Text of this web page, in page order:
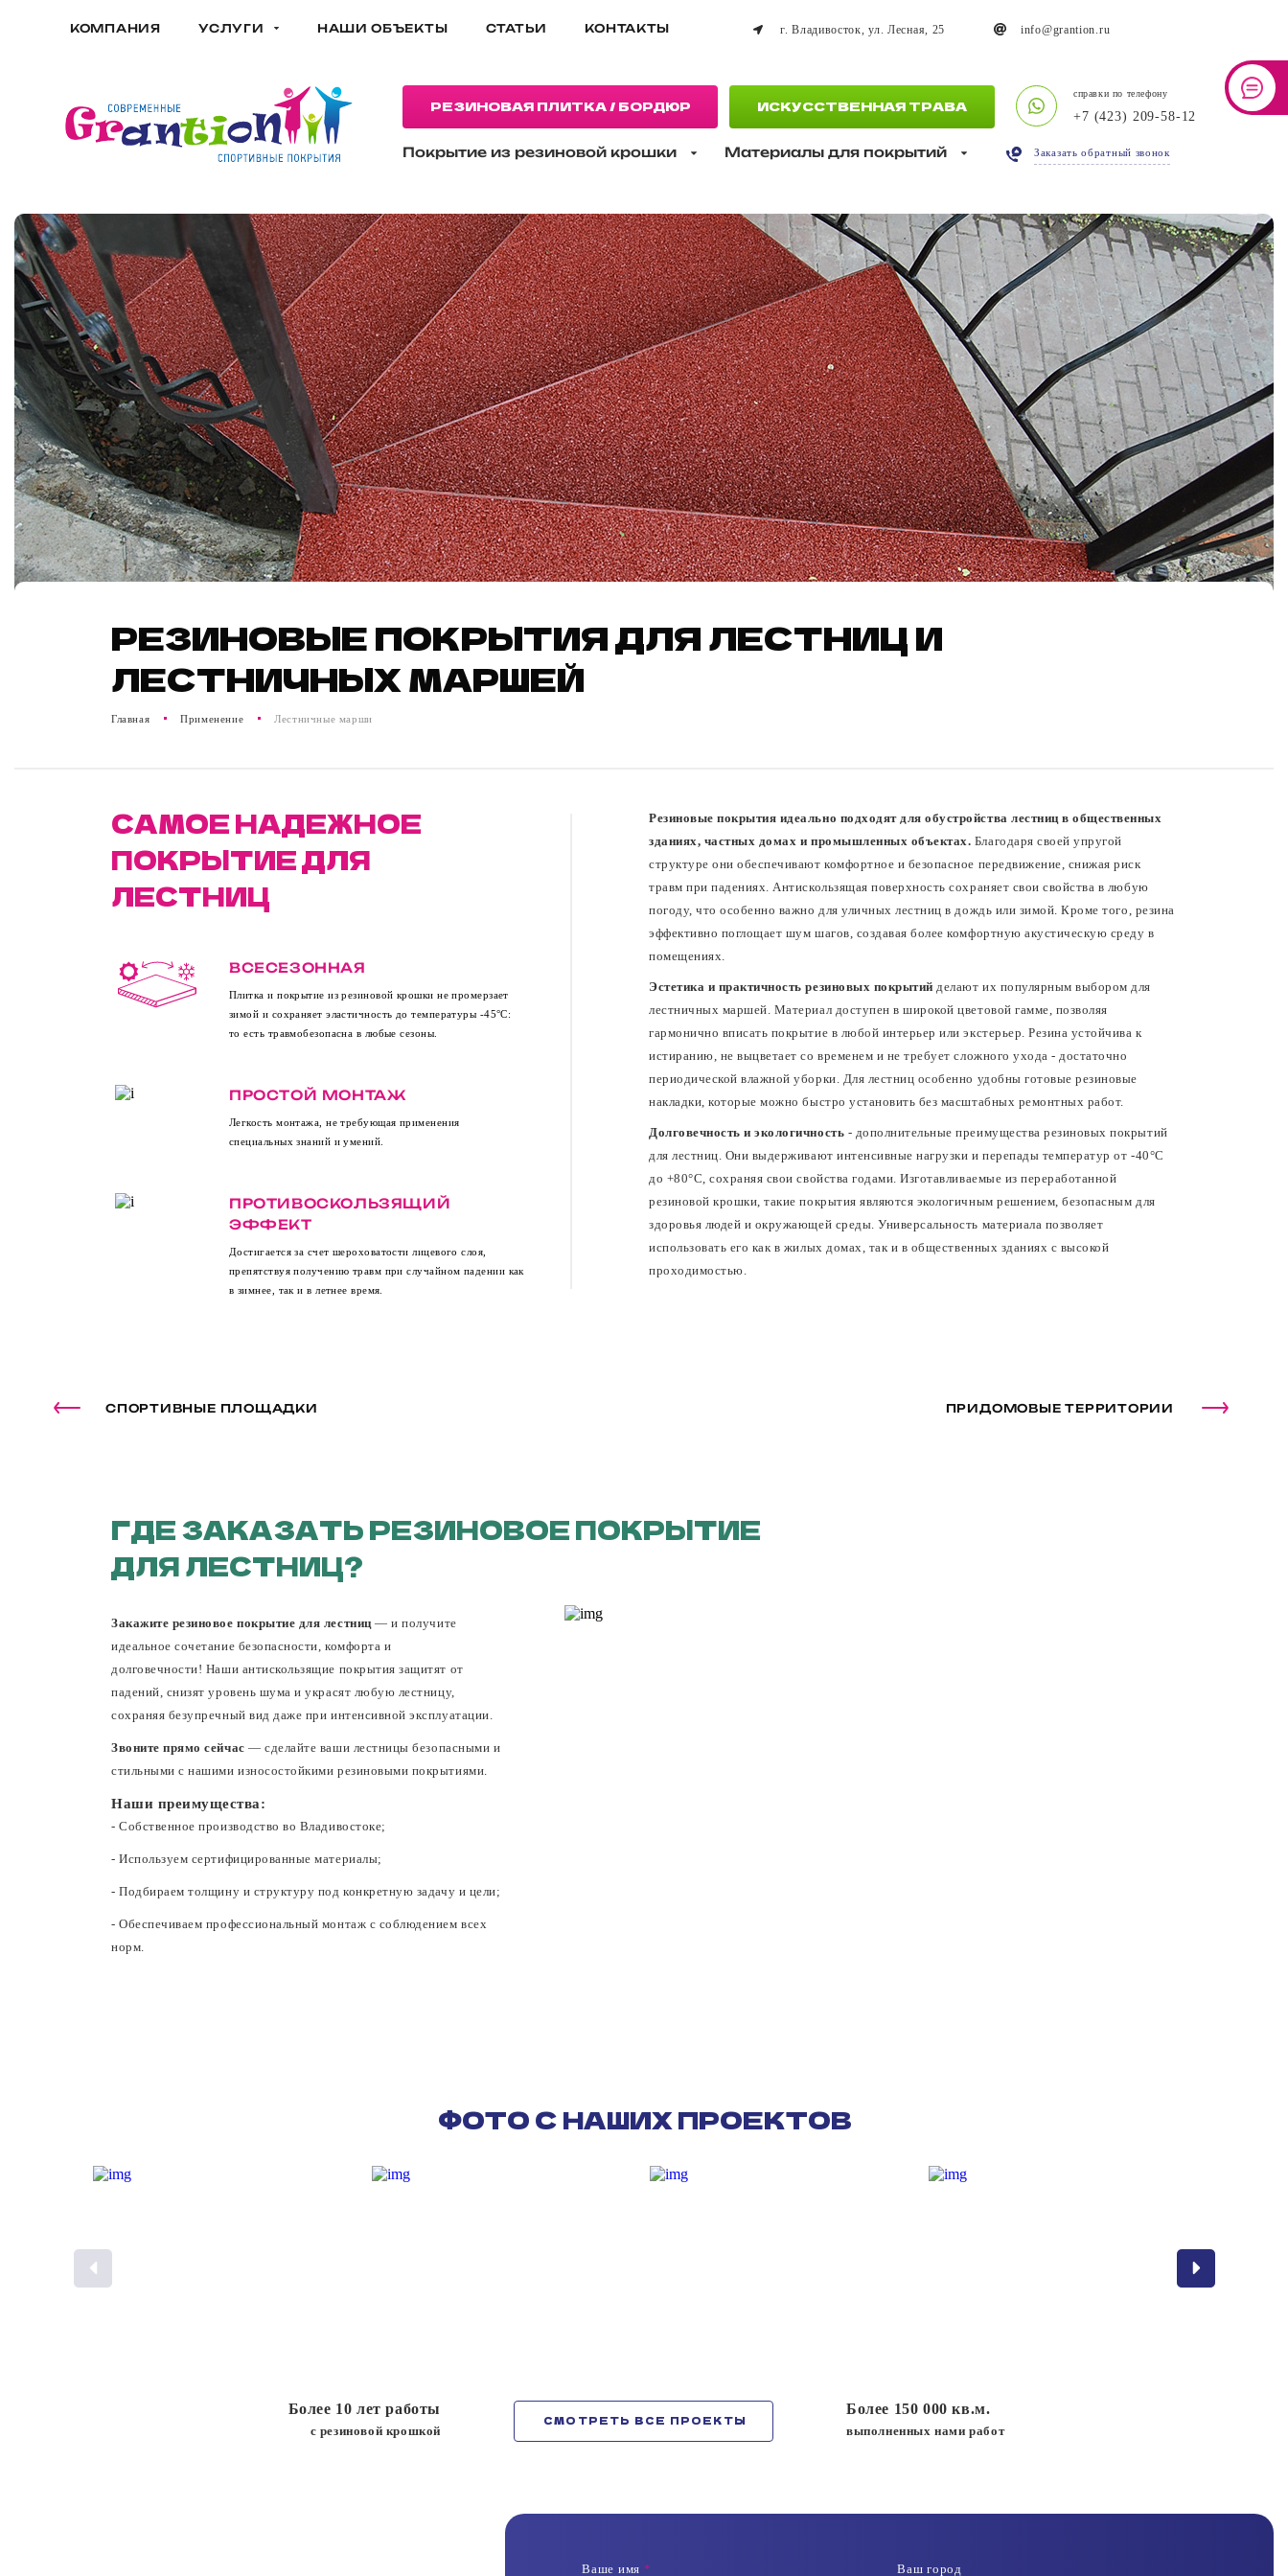
КОМПАНИЯ УСЛУГИ НАШИ ОБЪЕКТЫ СТАТЬИ КОНТАКТЫ г. Владивосток, ул. Лесная, 25 info@grantion.ru
РЕЗИНОВАЯ ПЛИТКА / БОРДЮР ИСКУССТВЕННАЯ ТРАВА
Покрытие из резиновой крошки Материалы для покрытий
справки по телефону
+7 (423) 209-58-12
Заказать обратный звонок
РЕЗИНОВЫЕ ПОКРЫТИЯ ДЛЯ ЛЕСТНИЦ И
ЛЕСТНИЧНЫХ МАРШЕЙ
Главная Применение Лестничные марши
САМОЕ НАДЕЖНОЕ
ПОКРЫТИЕ ДЛЯ
ЛЕСТНИЦ
ВСЕСЕЗОННАЯ
Плитка и покрытие из резиновой крошки не промерзает
зимой и сохраняет эластичность до температуры -45°С:
то есть травмобезопасна в любые сезоны.
ПРОСТОЙ МОНТАЖ
Легкость монтажа, не требующая применения
специальных знаний и умений.
ПРОТИВОСКОЛЬЗЯЩИЙ
ЭФФЕКТ
Достигается за счет шероховатости лицевого слоя,
препятствуя получению травм при случайном падении как
в зимнее, так и в летнее время.
Резиновые покрытия идеально подходят для обустройства лестниц в общественных
зданиях, частных домах и промышленных объектах. Благодаря своей упругой
структуре они обеспечивают комфортное и безопасное передвижение, снижая риск
травм при падениях. Антискользящая поверхность сохраняет свои свойства в любую
погоду, что особенно важно для уличных лестниц в дождь или зимой. Кроме того, резина
эффективно поглощает шум шагов, создавая более комфортную акустическую среду в
помещениях.
Эстетика и практичность резиновых покрытий делают их популярным выбором для
лестничных маршей. Материал доступен в широкой цветовой гамме, позволяя
гармонично вписать покрытие в любой интерьер или экстерьер. Резина устойчива к
истиранию, не выцветает со временем и не требует сложного ухода - достаточно
периодической влажной уборки. Для лестниц особенно удобны готовые резиновые
накладки, которые можно быстро установить без масштабных ремонтных работ.
Долговечность и экологичность - дополнительные преимущества резиновых покрытий
для лестниц. Они выдерживают интенсивные нагрузки и перепады температур от -40°C
до +80°C, сохраняя свои свойства годами. Изготавливаемые из переработанной
резиновой крошки, такие покрытия являются экологичным решением, безопасным для
здоровья людей и окружающей среды. Универсальность материала позволяет
использовать его как в жилых домах, так и в общественных зданиях с высокой
проходимостью.
СПОРТИВНЫЕ ПЛОЩАДКИ ПРИДОМОВЫЕ ТЕРРИТОРИИ
ГДЕ ЗАКАЗАТЬ РЕЗИНОВОЕ ПОКРЫТИЕ
ДЛЯ ЛЕСТНИЦ?
Закажите резиновое покрытие для лестниц— и получите
идеальное сочетание безопасности, комфорта и
долговечности! Наши антискользящие покрытия защитят от
падений, снизят уровень шума и украсят любую лестницу,
сохраняя безупречный вид даже при интенсивной эксплуатации.
Звоните прямо сейчас — сделайте ваши лестницы безопасными и
стильными с нашими износостойкими резиновыми покрытиями.
Наши преимущества:
- Собственное производство во Владивостоке;
- Используем сертифицированные материалы;
- Подбираем толщину и структуру под конкретную задачу и цели;
- Обеспечиваем профессиональный монтаж с соблюдением всех
норм.
ФОТО С НАШИХ ПРОЕКТОВ
Более 10 лет работы
с резиновой крошкой
СМОТРЕТЬ ВСЕ ПРОЕКТЫ
Более 150 000 кв.м.
выполненных нами работ
Ваше имя * Ваш город